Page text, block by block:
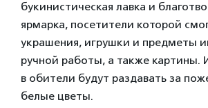
букинистическая лавка и
ярмарка, посетители которой
украшения, игрушки и предметы
ручной работы, а также картины.
в обители будут раздавать за
белые цветы.